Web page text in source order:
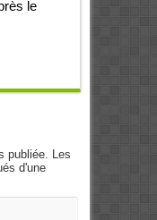
le
publiée. Les
d'une